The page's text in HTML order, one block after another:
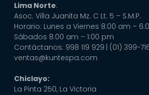
Lima Norte:
Asoc. Villa Juanita Mz. C Lt. 5 – S.M.P.
Horario: Lunes a Viernes 8:00 am –
Sábados 8:00 am – 1:00 pm
Contáctanos: 998 119 929 | (01) 399-
ventas@kuntespa.com
Chiclayo:
La Pinta 250, La Victoria